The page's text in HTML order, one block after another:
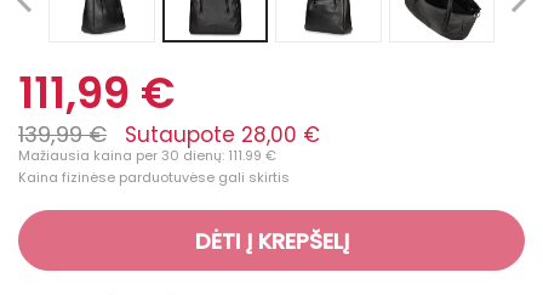
111,99 €
139,99 € Sutaupote 28,00 €
Mažiausia kaina per 30 dienų: 111.99 €
Kaina fizinėse parduotuvėse gali skirtis
DĖTI Į KREPŠELĮ